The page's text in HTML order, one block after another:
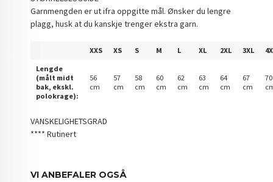
Garnmengden er ut ifra oppgitte mål. Ønsker du lengre
plagg, husk at du kanskje trenger ekstra garn.
XXS XS S M L XL 2XL 3XL
Lengde
(målt midt
bak, ekskl.
polokrage):
56
cm
57
cm
58
cm
60
cm
62
cm
63
cm
64
cm
67
cm
VANSKELIGHETSGRAD
**** Rutinert
VI ANBEFALER OGSÅ